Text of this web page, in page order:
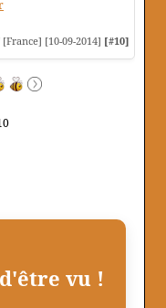
[France] [10-09-2014] [#10]
vu !